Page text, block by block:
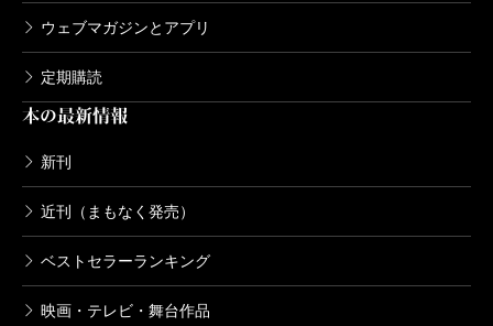
ウェブマガジンとアプリ
定期購読
本の最新情報
新刊
近刊（まもなく発売）
ベストセラーランキング
映画・テレビ・舞台作品